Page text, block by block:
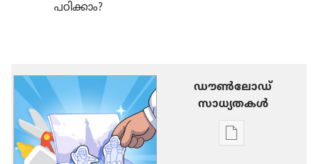
പഠിക്കാം?
ഡൗണ്‍ലോഡ്
സാധ്യതകള്‍